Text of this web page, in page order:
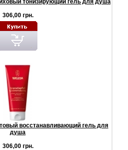
306,00 грн.
восстанавливающий гель для
душа
306,00 грн.